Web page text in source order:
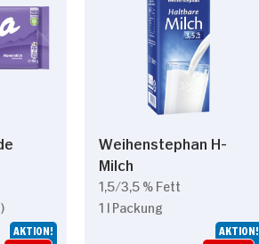
AKTION!
Weihenstephan H-
Milch
1,5/3,5 % Fett
1 l Packung
AKTION!